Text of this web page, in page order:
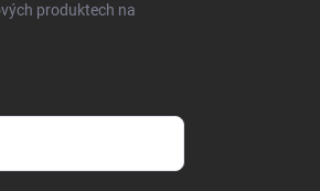
produktech na